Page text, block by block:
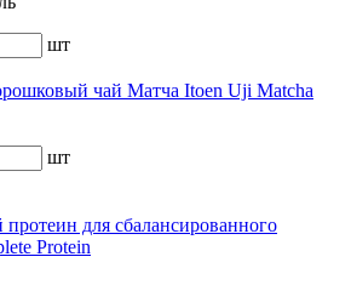
шт
чай Матча Itoen Uji Matcha
шт
для сбалансированного
Protein